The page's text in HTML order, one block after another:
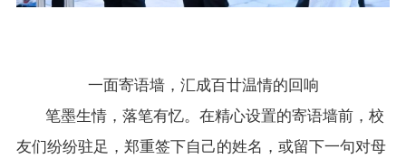
一面寄语墙，汇成百廿温情的回响
笔墨生情，落笔有忆。在精心设置的寄语墙前，校
友们纷纷驻足，郑重签下自己的姓名，或留下一句对母